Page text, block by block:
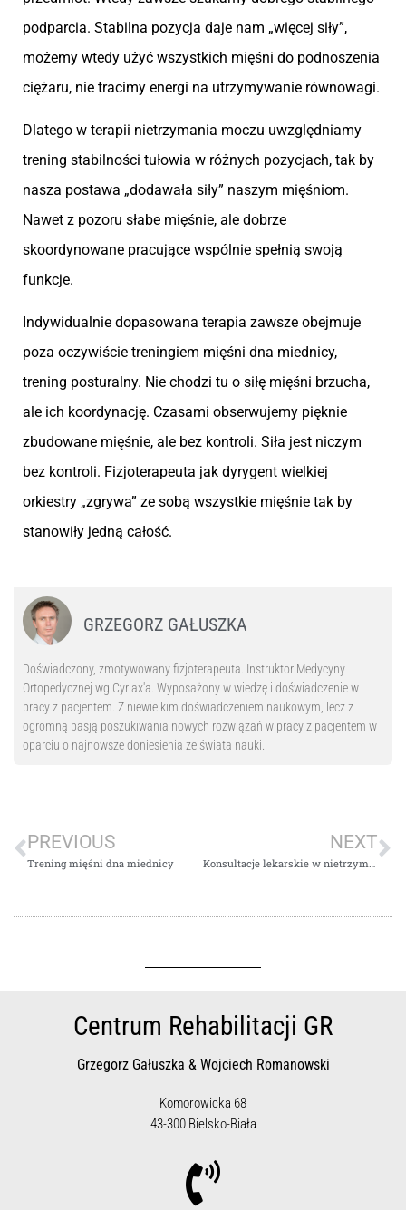
podparcia. Stabilna pozycja daje nam „więcej siły”,
możemy wtedy użyć wszystkich mięśni do podnoszenia
ciężaru, nie tracimy energi na utrzymywanie równowagi.
Dlatego w terapii nietrzymania moczu uwzględniamy
trening stabilności tułowia w różnych pozycjach, tak by
nasza postawa „dodawała siły” naszym mięśniom.
Nawet z pozoru słabe mięśnie, ale dobrze
skoordynowane pracujące wspólnie spełnią swoją
funkcje.
Indywidualnie dopasowana terapia zawsze obejmuje
poza oczywiście treningiem mięśni dna miednicy,
trening posturalny. Nie chodzi tu o siłę mięśni brzucha,
ale ich koordynację. Czasami obserwujemy pięknie
zbudowane mięśnie, ale bez kontroli. Siła jest niczym
bez kontroli. Fizjoterapeuta jak dyrygent wielkiej
orkiestry „zgrywa” ze sobą wszystkie mięśnie tak by
stanowiły jedną całość.
GRZEGORZ GAŁUSZKA
Doświadczony, zmotywowany fizjoterapeuta. Instruktor Medycyny
Ortopedycznej wg Cyriax'a. Wyposażony w wiedzę i doświadczenie w
pracy z pacjentem. Z niewielkim doświadczeniem naukowym, lecz z
ogromną pasją poszukiwania nowych rozwiązań w pracy z pacjentem w
oparciu o najnowsze doniesienia ze świata nauki.
PREVIOUS
Trening mięśni dna miednicy
NEXT
Centrum Rehabilitacji GR
Grzegorz Gałuszka & Wojciech Romanowski
Komorowicka 68
43-300 Bielsko-Biała